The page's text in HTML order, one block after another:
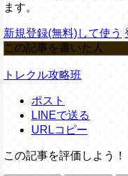
ます。
新規登録(無料)して使う
この記事を書いた人
トレクル攻略班
ポスト
LINEで送る
URLコピー
この記事を評価しよう！